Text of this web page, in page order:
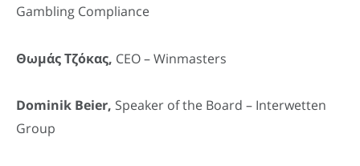
Gambling Compliance
Θωμάς Τζόκας, CEO – Winmasters
Dominik Beier, Speaker of the Board – Interwetten
Group